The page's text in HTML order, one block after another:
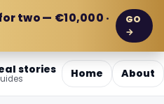
two — €10,000 ·
GO
→
stories Home About